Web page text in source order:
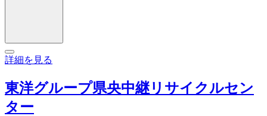
詳細を見る
東洋グループ県央中継リサイクルセン
ター